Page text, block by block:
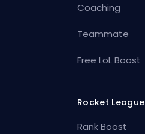
Coaching
Teammate
Free LoL Boost
Rocket League
Rank Boost